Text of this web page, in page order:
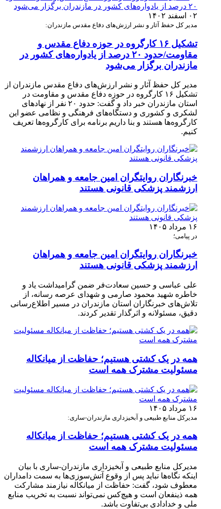
۰۲ اسفند ۱۴۰۲
مدیر کل حفظ آثار و نشر ارزش‌های دفاع مقدس مازندران:
تشکیل ۱۶ کارگروه در حوزه دفاع مقدس و
مقاومت/حدود ۲۰ درصد از یادواره‌های کشور در
مازندران برگزار می‌شود
مدیر کل حفظ آثار و نشر ارزش‌های دفاع مقدس مازندران از
تشکیل ۱۶ کارگروه در حوزه دفاع مقدس و مقاومت در
استان مازندران خبر داد و گفت: حدود ۲۰ نفر از نهاد‌های
لشکری و کشوری و دستگاه‌های فرهنگی و نظامی عضو این
کارگروه‌ها هستند و بنا داریم برنامه برای کارگروه‌ها تعریف
کنیم.
خبرنگاران روایتگران امین جامعه و همراهان
ارزشمند پزشکی قانونی هستند
۱۶ مرداد ۱۴۰۵
در پیامی؛
خبرنگاران روایتگران امین جامعه و همراهان
ارزشمند پزشکی قانونی هستند
علی عباسی و حسین سعادت‌فر ضمن گرامیداشت یاد و
خاطره شهید محمود صارمی و شهدای عرصه رسانه، از
تلاش‌های خبرنگاران استان مازندران در مسیر اطلاع‌رسانی
دقیق، مسئولانه و اثرگذار تقدیر کردند.
همه در یک کشتی هستیم؛ حفاظت از میانکاله
مسئولیت مشترک همه است
۱۶ مرداد ۱۴۰۵
مدیرکل منابع طبیعی و آبخیزداری مازندران-ساری:
همه در یک کشتی هستیم؛ حفاظت از میانکاله
مسئولیت مشترک همه است
مدیرکل منابع طبیعی و آبخیزداری مازندران-ساری با بیان
اینکه نگاه‌ها نباید پس از وقوع آتش‌سوزی‌ها به سمت دامداران
معطوف شود، گفت: حفاظت از میانکاله نیازمند مشارکت
همه ذینفعان است و هیچ‌کس نمی‌تواند نسبت به تخریب منابع
ملی و خدادادی بی‌تفاوت باشد.